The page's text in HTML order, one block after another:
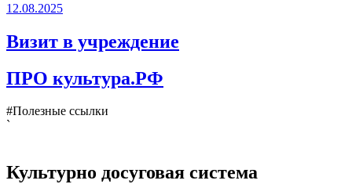
12.08.2025
Визит в учреждение
ПРО культура.РФ
#Полезные ссылки
`
Культурно досуговая система